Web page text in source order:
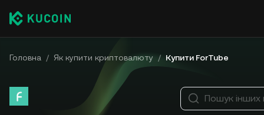
Головна / Як купити криптовалюту / Купити ForTube
Пошук інших